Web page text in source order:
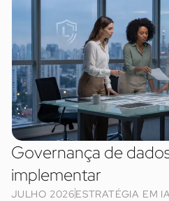
Governança de
implementar
JULHO 2026ESTRATÉGIA EM IA